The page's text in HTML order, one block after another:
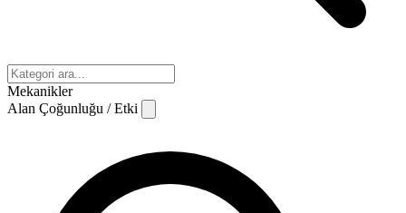
Mekanikler
Alan Çoğunluğu / Etki